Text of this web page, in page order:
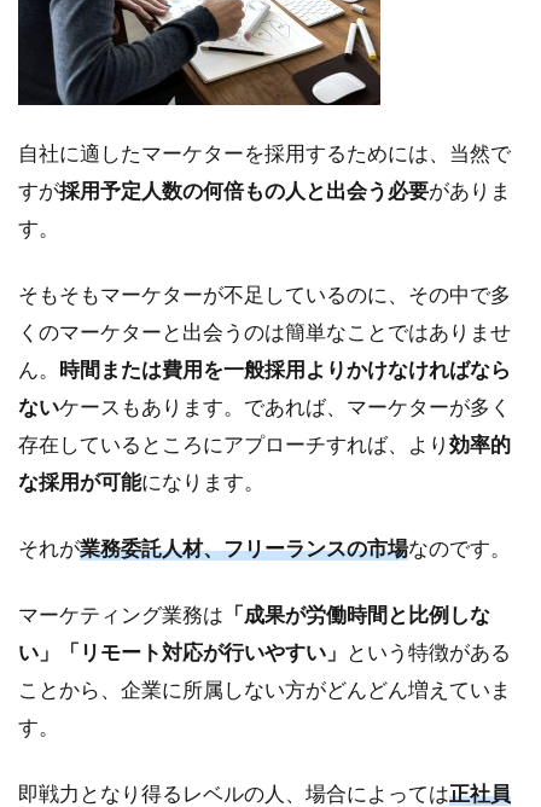
ン
ス
マ
ー
ケ
ー
採
が
用
な
の
か
2
フ
リ
ー
ン
ス
ー
タ
ー
用
費
自社に適したマーケターを採用するためには、当然で
すが採用予定人数の何倍もの人と出会う必要がありま
す。
そもそもマーケターが不足しているのに、その中で多
くのマーケターと出会うのは簡単なことではありませ
ん。 時間または費用を一般採用よりかけなければなら
ないケースもあります。であれば、マーケターが多く
存在しているところにアプローチすれば、より効率的
な採用が可能になります。
それが業務委託人材、フリーランスの市場なのです。
マーケティング業務は 「成果が労働時間と比例しな
い」「リモート対応が行いやすい」 という特徴がある
ことから、企業に所属しない方がどんどん増えていま
す。
即戦力となり得るレベルの人、場合によっては正社員